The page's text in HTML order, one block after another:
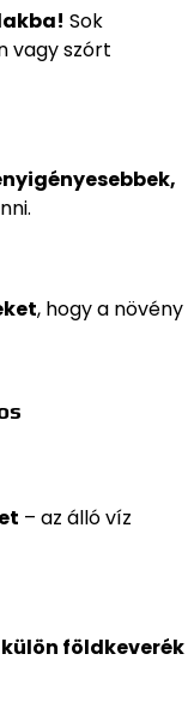
Sok
vagy szórt
, hogy a növény
– az álló víz
földkeverék